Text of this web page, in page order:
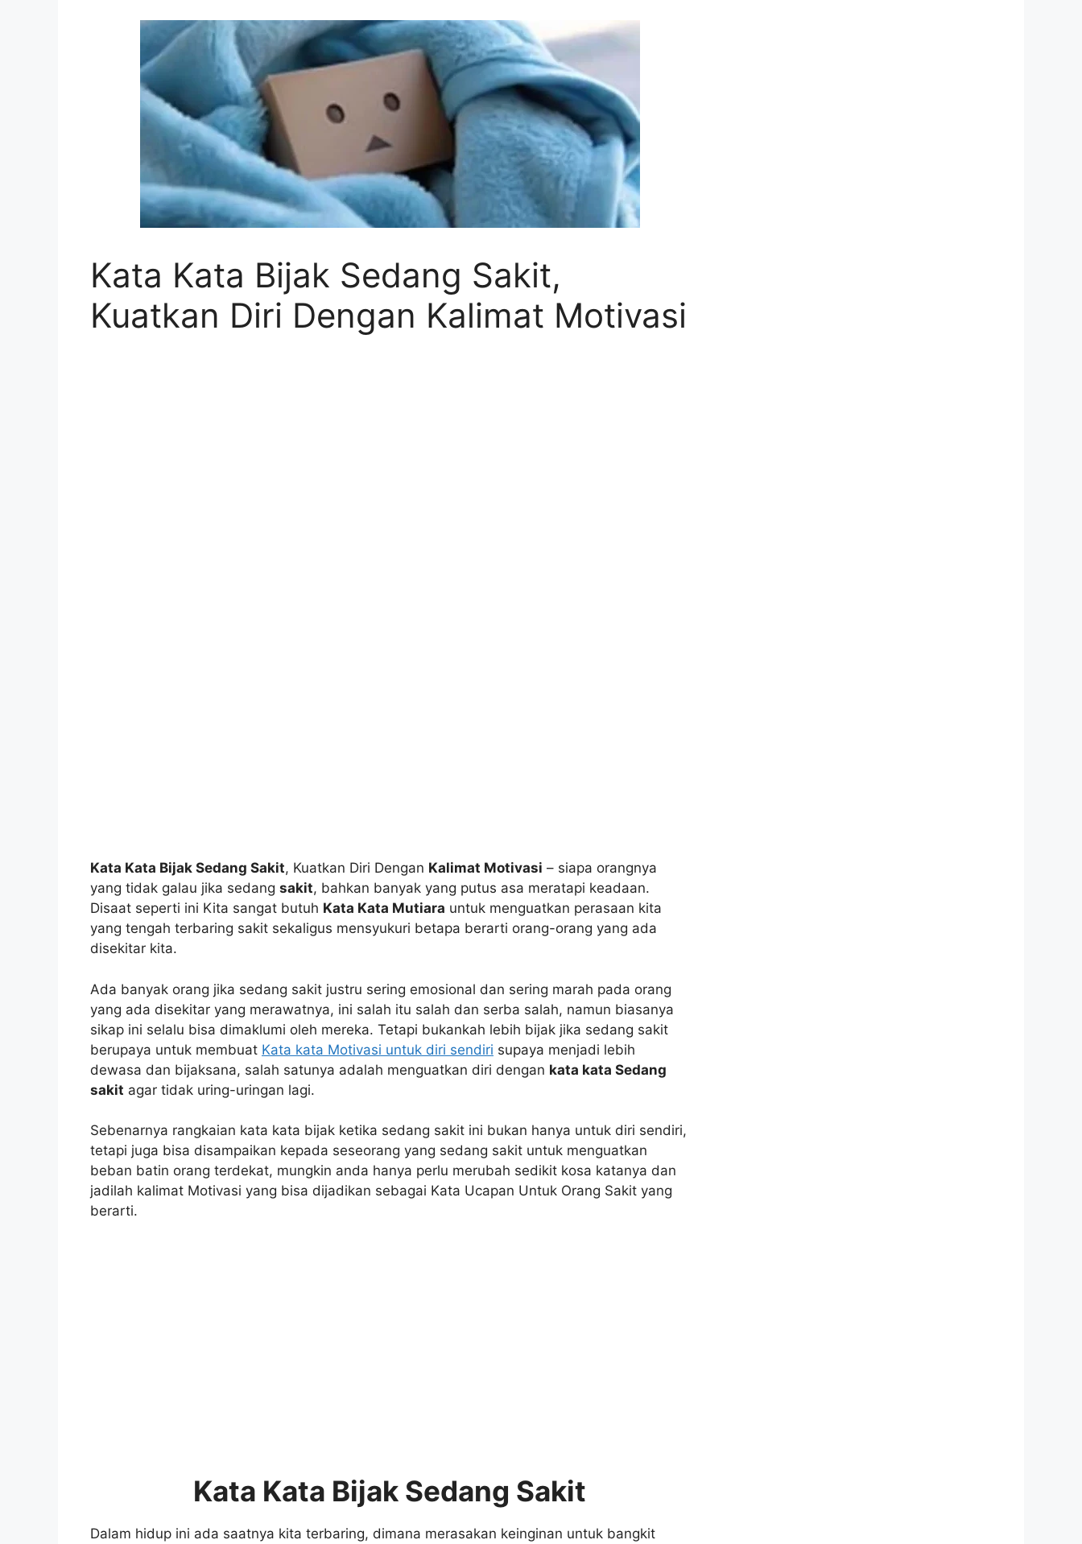
Kata Kata Bijak Sedang Sakit,
Kuatkan Diri Dengan Kalimat Motivasi
Kata Kata Bijak Sedang Sakit, Kuatkan Diri Dengan Kalimat Motivasi – siapa orangnya
yang tidak galau jika sedang sakit, bahkan banyak yang putus asa meratapi keadaan.
Disaat seperti ini Kita sangat butuh Kata Kata Mutiara untuk menguatkan perasaan kita
yang tengah terbaring sakit sekaligus mensyukuri betapa berarti orang-orang yang ada
disekitar kita.
Ada banyak orang jika sedang sakit justru sering emosional dan sering marah pada orang
yang ada disekitar yang merawatnya, ini salah itu salah dan serba salah, namun biasanya
sikap ini selalu bisa dimaklumi oleh mereka. Tetapi bukankah lebih bijak jika sedang sakit
berupaya untuk membuat Kata kata Motivasi untuk diri sendiri supaya menjadi lebih
dewasa dan bijaksana, salah satunya adalah menguatkan diri dengan kata kata Sedang
sakit agar tidak uring-uringan lagi.
Sebenarnya rangkaian kata kata bijak ketika sedang sakit ini bukan hanya untuk diri sendiri,
tetapi juga bisa disampaikan kepada seseorang yang sedang sakit untuk menguatkan
beban batin orang terdekat, mungkin anda hanya perlu merubah sedikit kosa katanya dan
jadilah kalimat Motivasi yang bisa dijadikan sebagai Kata Ucapan Untuk Orang Sakit yang
berarti.
Kata Kata Bijak Sedang Sakit
Dalam hidup ini ada saatnya kita terbaring, dimana merasakan keinginan untuk bangkit